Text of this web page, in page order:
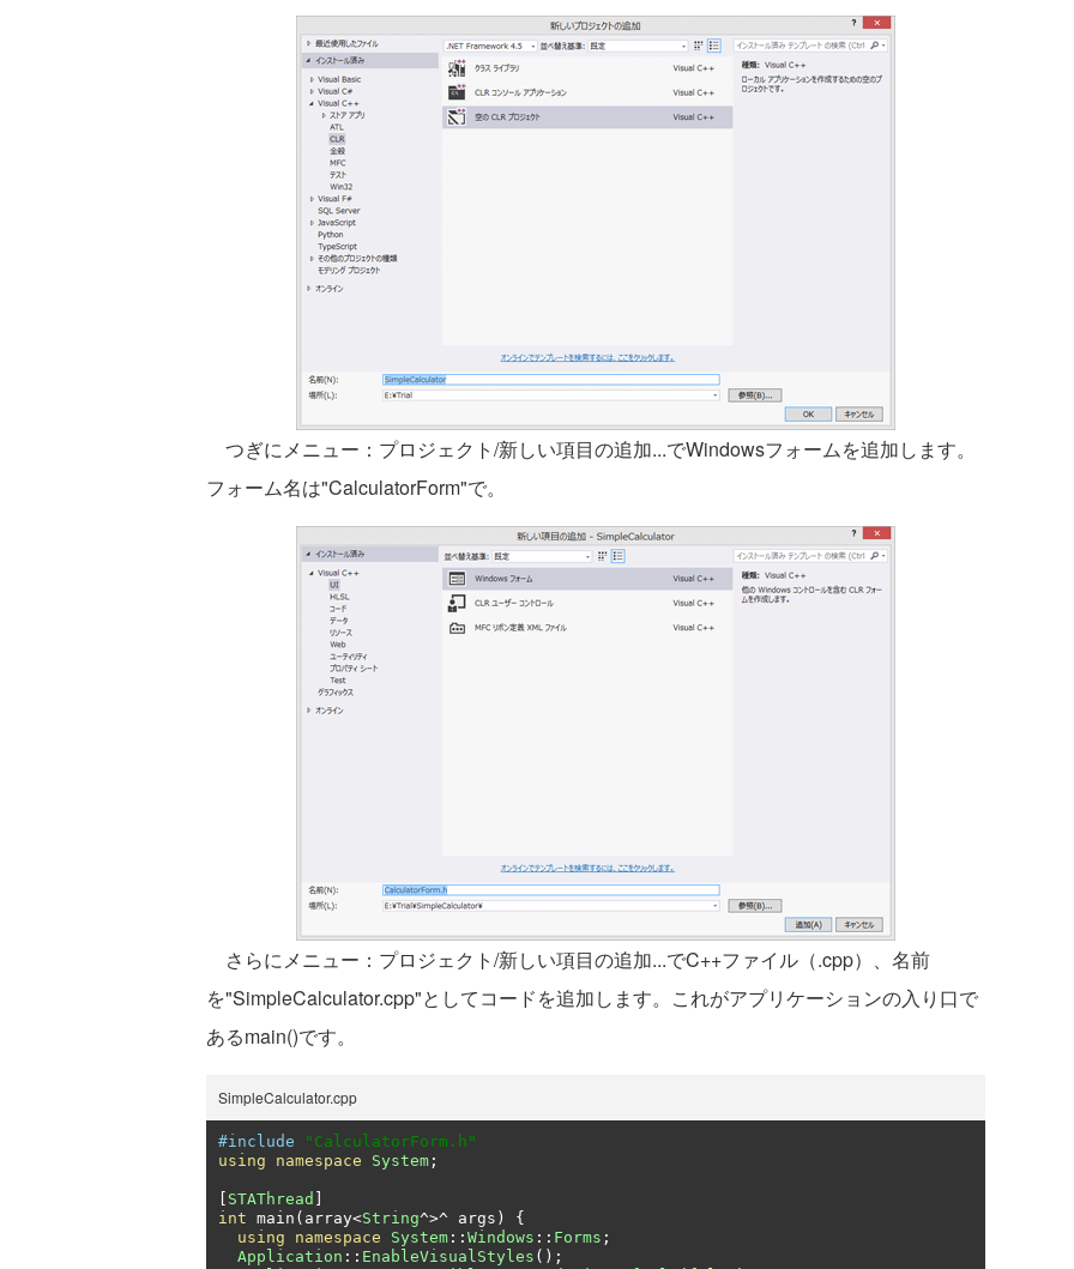
つぎにメニュー：プロジェクト/新しい項目の追加...でWindowsフォームを追加します。
フォーム名は"CalculatorForm"で。
さらにメニュー：プロジェクト/新しい項目の追加...でC++ファイル（.cpp）、名前
を"SimpleCalculator.cpp"としてコードを追加します。これがアプリケーションの入り口で
あるmain()です。
SimpleCalculator.cpp
#include
"CalculatorForm.h"
using
namespace System ;
STAThread
int main ( array<String^>^ args )
{
using
namespace System :: Windows :: Forms ;
Application :: EnableVisualStyles ();